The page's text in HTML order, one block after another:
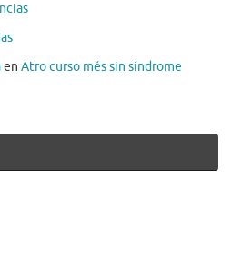
en Atro curso més sin síndrome